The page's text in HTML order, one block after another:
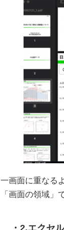
一画面に重なる
「画面の領域」
2.エクセ